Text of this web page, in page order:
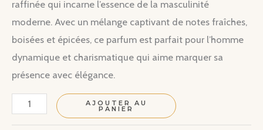
raffinée qui incarne l’essence de la masculinité
moderne. Avec un mélange captivant de notes fraîches,
boisées et épicées, ce parfum est parfait pour l’homme
dynamique et charismatique qui aime marquer sa
présence avec élégance.
quantité
AJOUTER AU
PANIER